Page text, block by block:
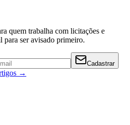
quem trabalha com licitações e
para ser avisado primeiro.
Cadastrar
→